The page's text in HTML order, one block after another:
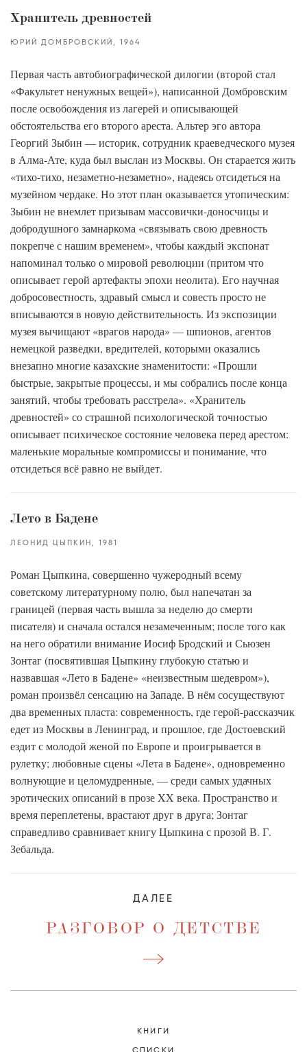
Хранитель древностей
ЮРИЙ ДОМБРОВСКИЙ 1964
Первая часть автобиографической дилогии (второй стал
«Факультет ненужных вещей»), написанной Домбровским
после освобождения из лагерей и описывающей
обстоятельства его второго ареста. Альтер эго автора
Георгий Зыбин — историк, сотрудник краеведческого музея
в Алма-Ате, куда был выслан из Москвы. Он старается жить
«тихо-тихо, незаметно-незаметно», надеясь отсидеться на
музейном чердаке. Но этот план оказывается утопическим:
Зыбин не внемлет призывам массовички-доносчицы и
добродушного замнаркома «связывать свою древность
покрепче с нашим временем», чтобы каждый экспонат
напоминал только о мировой революции (притом что
описывает герой артефакты эпохи неолита). Его научная
добросовестность, здравый смысл и совесть просто не
вписываются в новую действительность. Из экспозиции
музея вычищают «врагов народа» — шпионов, агентов
немецкой разведки, вредителей, которыми оказались
внезапно многие казахские знаменитости: «Прошли
быстрые, закрытые процессы, и мы собрались после конца
занятий, чтобы требовать расстрела». «Хранитель
древностей» со страшной психологической точностью
описывает психическое состояние человека перед арестом:
маленькие моральные компромиссы и понимание, что
отсидеться всё равно не выйдет.
Лето в Бадене
ЛЕОНИД ЦЫПКИН 1981
Роман Цыпкина, совершенно чужеродный всему
советскому литературному полю, был напечатан за
границей (первая часть вышла за неделю до смерти
писателя) и сначала остался незамеченным; после того как
на него обратили внимание Иосиф Бродский и Сьюзен
Зонтаг (посвятившая Цыпкину глубокую статью и
назвавшая «Лето в Бадене» «неизвестным шедевром»),
роман произвёл сенсацию на Западе. В нём сосуществуют
два временных пласта: современность, где герой-рассказчик
едет из Москвы в Ленинград, и прошлое, где Достоевский
ездит с молодой женой по Европе и проигрывается в
рулетку; любовные сцены «Лета в Бадене», одновременно
волнующие и целомудренные, — среди самых удачных
эротических описаний в прозе XX века. Пространство и
время переплетены, врастают друг в друга; Зонтаг
справедливо сравнивает книгу Цыпкина с прозой В. Г.
Зебальда.
ДАЛЕЕ
РАЗГОВОР О ДЕТСТВЕ
КНИГИ